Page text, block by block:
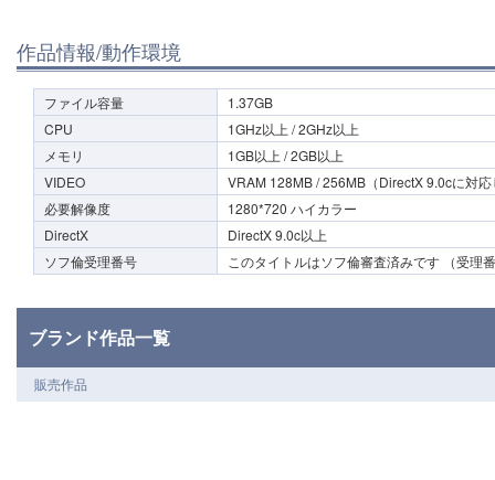
作品情報/動作環境
ファイル容量
1.37GB
CPU
1GHz以上 / 2GHz以上
メモリ
1GB以上 / 2GB以上
VIDEO
VRAM 128MB / 256MB（DirectX 9.0cに対
必要解像度
1280*720 ハイカラー
DirectX
DirectX 9.0c以上
ソフ倫受理番号
このタイトルはソフ倫審査済みです （受理
ブランド作品一覧
販売作品